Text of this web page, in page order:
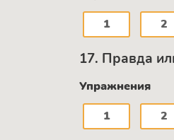
1
2
17. Правда
Упражнения
1
2